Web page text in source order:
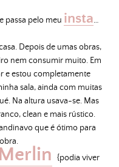
passa pelo meu insta…
Depois de umas obras,
nem consumir muito. Em
e estou completamente
sala, ainda com muitas
Na altura usava-se. Mas
clean e mais rústico.
que é ótimo para
{podia viver